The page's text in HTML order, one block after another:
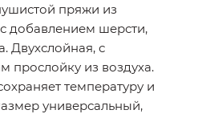
пряжи из
добавлением шерсти,
Двухслойная, с
прослойку из воздуха.
температуру и
универсальный,